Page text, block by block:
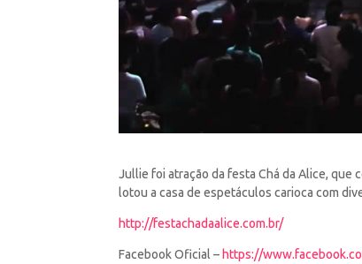
Jullie foi atração da festa Chá da Alice, que
lotou a casa de espetáculos carioca com
http://festachadaalice.com.br/
Facebook Oficial – https://